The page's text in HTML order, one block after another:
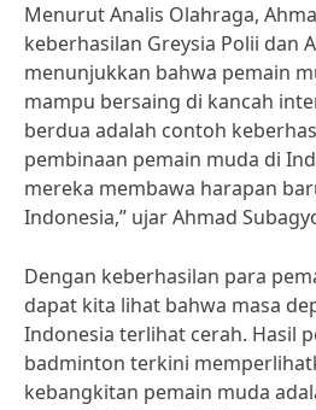
Menurut Analis Olahraga,
keberhasilan Greysia Polii dan
menunjukkan bahwa pemain
mampu bersaing di kancah
berdua adalah contoh
pembinaan pemain muda di
mereka membawa harapan
Indonesia,” ujar Ahmad
Dengan keberhasilan para
dapat kita lihat bahwa masa
Indonesia terlihat cerah. Hasil
badminton terkini
kebangkitan pemain muda